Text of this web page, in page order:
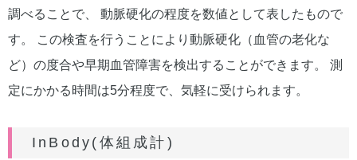
調べることで、 動脈硬化の程度を数値として表したもので
す。 この検査を行うことにより動脈硬化（血管の老化な
ど）の度合や早期血管障害を検出することができます。 測
定にかかる時間は5分程度で、気軽に受けられます。
InBody(体組成計)